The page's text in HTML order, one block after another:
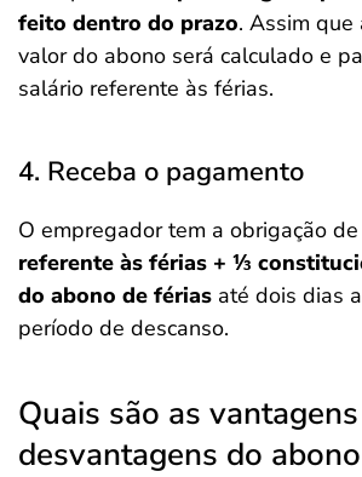
feito dentro do prazo. Assim que
valor do abono será calculado e
salário referente às férias.
4. Receba o pagamento
O empregador tem a obrigação
referente às férias + ⅓
do abono de férias até dois dias
período de descanso.
Quais são as
desvantagens do